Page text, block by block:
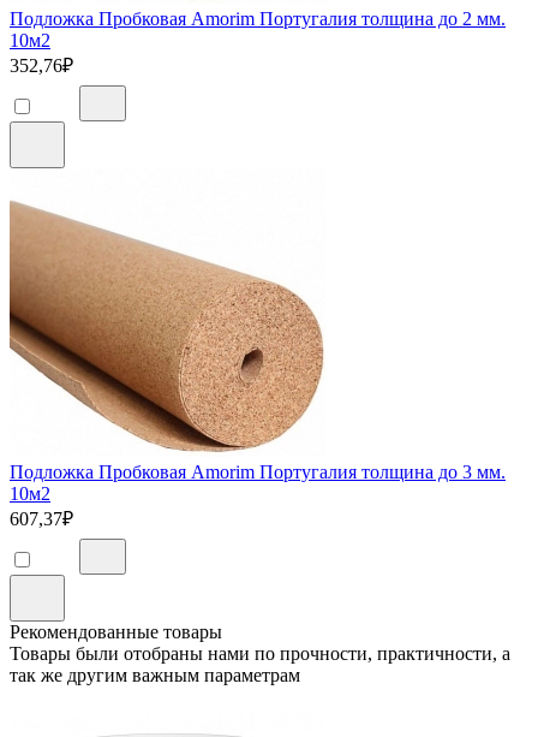
Подложка Пробковая Amorim Португалия толщина до 2 мм.
10м2
352,76₽
Подложка Пробковая Amorim Португалия толщина до 3 мм.
10м2
607,37₽
Рекомендованные товары
Товары были отобраны нами по прочности, практичности, а
так же другим важным параметрам